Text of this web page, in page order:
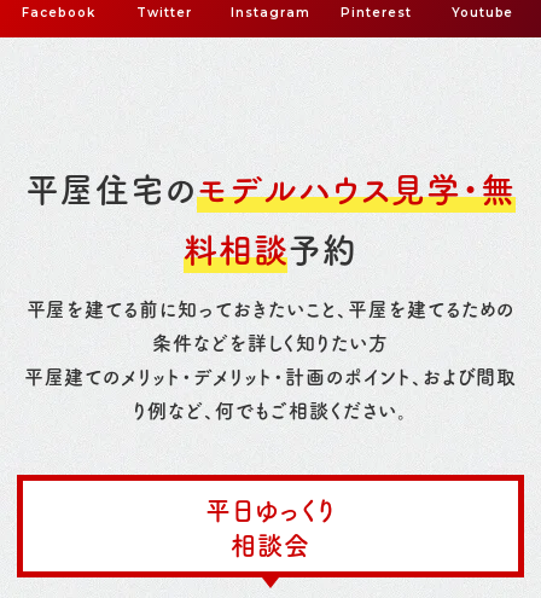
Facebook Twitter Instagram Pinterest Youtube
平屋住宅のモデルハウス見学・無
料相談予約
平屋を建てる前に知っておきたいこと、平屋を建てるための
条件などを詳しく知りたい方
平屋建てのメリット・デメリット・計画のポイント、および間取
り例など、何でもご相談ください。
平日ゆっくり
相談会